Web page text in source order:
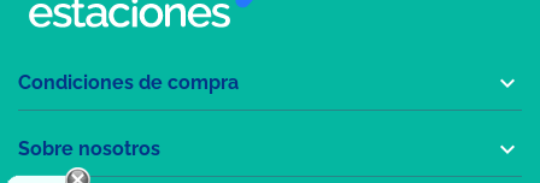
Condiciones de compra 
Sobre nosotros 